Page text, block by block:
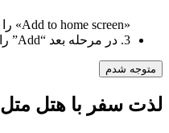
«Add to home screen» را انتخاب کنید.
3. در مرحله بعد “Add” را انتخاب کنید.
متوجه شدم
لذت سفر با هتل متل